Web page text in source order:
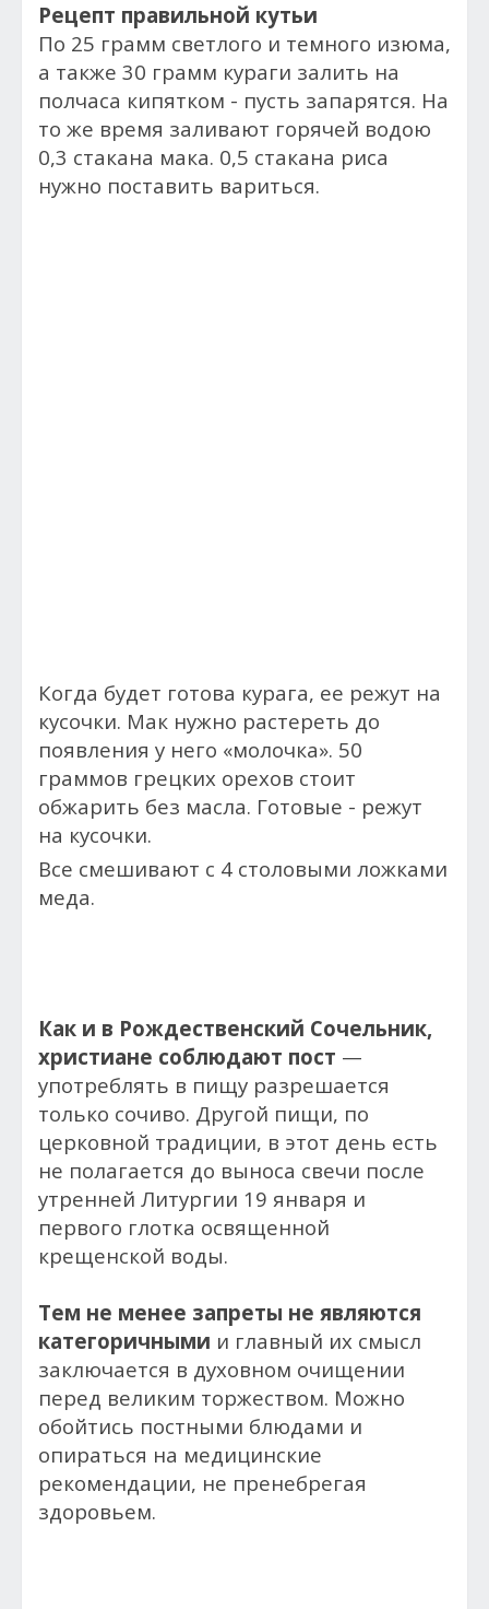
Рецепт правильной кутьи
По 25 грамм светлого и темного изюма,
а также 30 грамм кураги залить на
полчаса кипятком - пусть запарятся. На
то же время заливают горячей водою
0,3 стакана мака. 0,5 стакана риса
нужно поставить вариться.
Когда будет готова курага, ее режут на
кусочки. Мак нужно растереть до
появления у него «молочка». 50
граммов грецких орехов стоит
обжарить без масла. Готовые - режут
на кусочки.
Все смешивают с 4 столовыми ложками
меда.
Как и в Рождественский Сочельник,
христиане соблюдают пост —
употреблять в пищу разрешается
только сочиво. Другой пищи, по
церковной традиции, в этот день есть
не полагается до выноса свечи после
утренней Литургии 19 января и
первого глотка освященной
крещенской воды.
Тем не менее запреты не являются
категоричными и главный их смысл
заключается в духовном очищении
перед великим торжеством. Можно
обойтись постными блюдами и
опираться на медицинские
рекомендации, не пренебрегая
здоровьем.